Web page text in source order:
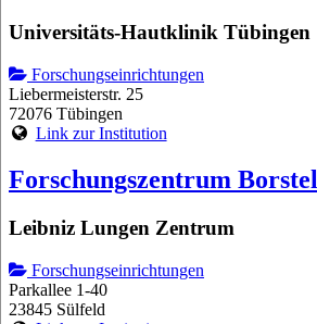
Universitäts-Hautklinik Tübingen
Forschungseinrichtungen
Liebermeisterstr. 25
72076 Tübingen
Link zur Institution
Forschungszentrum Borstel
Leibniz Lungen Zentrum
Forschungseinrichtungen
Parkallee 1-40
23845 Sülfeld